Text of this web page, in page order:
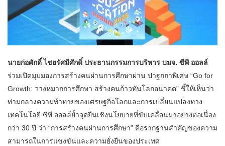
นายก่อศักดิ์ ไชยรัศมีศักดิ์ ประธานกรรมการบริหาร บมจ. ซีพี ออลล์
ร่วมเปิดมุมมองการสร้างคนผ่านการศึกษาผ่าน ปาฐกถาพิเศษ “Go for
Growth: วางหมากการศึกษา สร้างคนก้าวทันโลกอนาคต” ชี้ให้เห็นว่า
ท่ามกลางความท้าทายของเศรษฐกิจโลกและการเปลี่ยนแปลงทาง
เทคโนโลยี ซีพี ออลล์ย้ำจุดยืนเชิงนโยบายที่ขับเคลื่อนมาอย่างต่อเนื่อง
กว่า 30 ปี ว่า “การสร้างคนผ่านการศึกษา” คือรากฐานสำคัญของความ
สามารถในการแข่งขันและความยั่งยืนของประเทศ